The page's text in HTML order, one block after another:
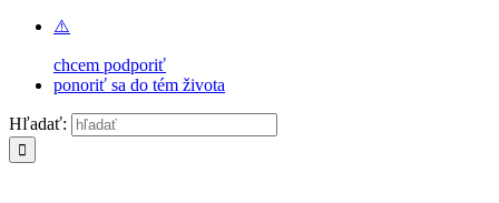
chcem podporiť
ponoriť sa do tém života
Hľadať: